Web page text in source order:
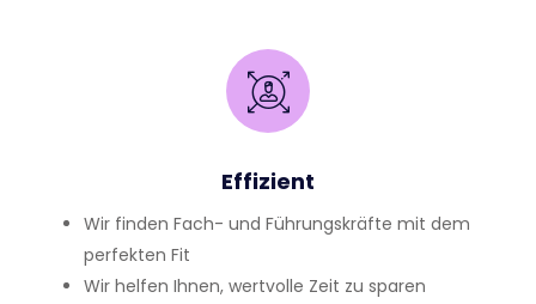
Effizient
Wir finden Fach- und Führungskräfte mit dem
perfekten Fit
Wir helfen Ihnen, wertvolle Zeit zu sparen